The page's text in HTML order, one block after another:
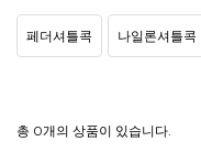
페더셔틀콕 나일론셔틀콕
총 0개의 상품이 있습니다.